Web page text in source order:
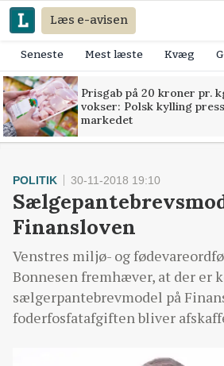
Læs e-avisen
Seneste Mest læste Kvæg
Prisgab på 20 kroner pr.
vokser: Polsk kylling
markedet
POLITIK 30-11-2018 19:10
Finansloven
Venstres miljø- og
Bonnesen fremhæver, at der er
sælgerpantebrevmodel på
foderfosfatafgiften bliver